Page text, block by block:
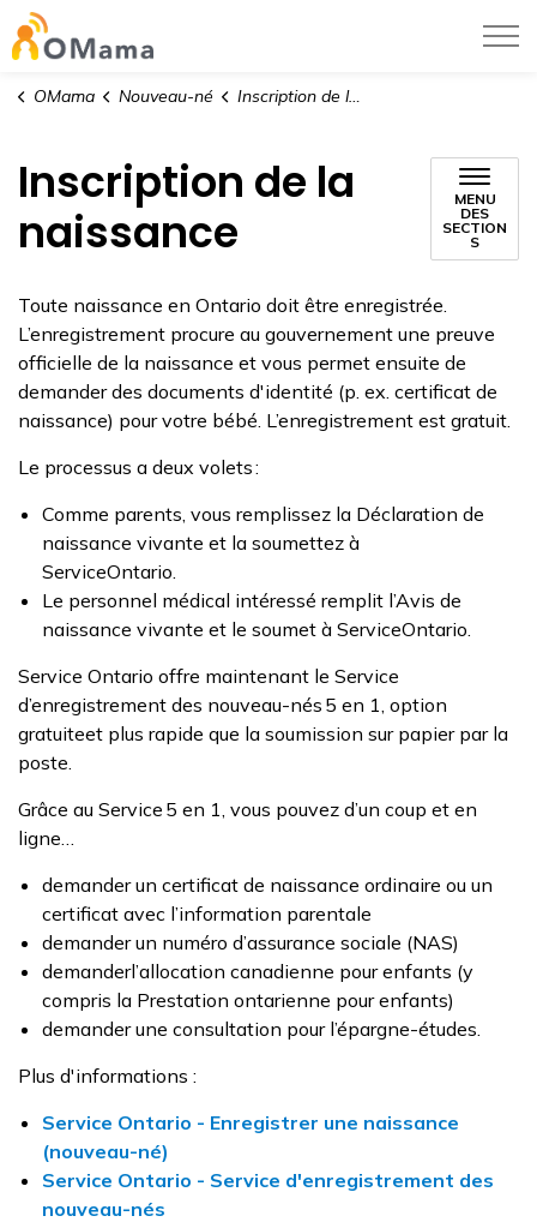
Centre hospitalier pour enfants de l’est de
OMama Nouveau-né Inscription de la naissance
Inscription de la
naissance
MENU
DES
SECTION
S
Toute naissance en Ontario doit être enregistrée.
L’enregistrement procure au gouvernement une preuve
officielle de la naissance et vous permet ensuite de
demander des documents d'identité (p. ex. certificat de
naissance) pour votre bébé. L’enregistrement est gratuit.
Le processus a deux volets :
Comme parents, vous remplissez la Déclaration de
naissance vivante et la soumettez à
ServiceOntario.
Le personnel médical intéressé remplit l’Avis de
naissance vivante et le soumet à ServiceOntario.
Service Ontario offre maintenant le Service
d’enregistrement des nouveau-nés 5 en 1, option
gratuiteet plus rapide que la soumission sur papier par la
poste.
Grâce au Service 5 en 1, vous pouvez d’un coup et en
ligne…
demander un certificat de naissance ordinaire ou un
certificat avec l’information parentale
demander un numéro d’assurance sociale (NAS)
demanderl’allocation canadienne pour enfants (y
compris la Prestation ontarienne pour enfants)
demander une consultation pour l’épargne-études.
Plus d'informations :
Service Ontario - Enregistrer une naissance
(nouveau-né)
Service Ontario - Service d'enregistrement des
nouveau-nés